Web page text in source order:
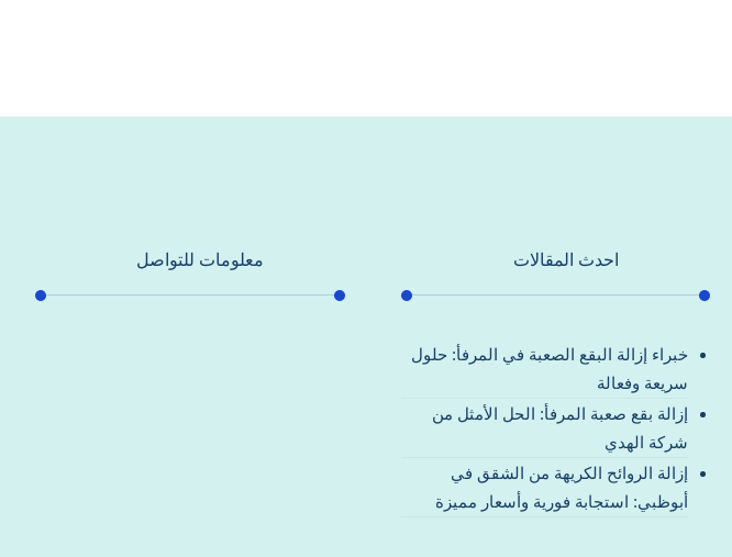
احدث المقالات
خبراء إزالة البقع الصعبة في المرفأ: حلول
سريعة وفعالة
إزالة بقع صعبة المرفأ: الحل الأمثل من
شركة الهدي
إزالة الروائح الكريهة من الشقق في
أبوظبي: استجابة فورية وأسعار مميزة
معلومات للتواصل